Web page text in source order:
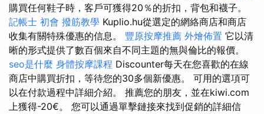
購買任何鞋子時，客戶可獲得20％的折扣，背包和襪子。
記帳士 初會 撥筋教學 Kuplio.hu從選定的網絡商店和商店
收集有關特殊優惠的信息。 豐原按摩推薦 外燴佈置 它以清
晰的形式提供了數百個來自不同主題的無與倫比的報價。
seo是什麼 身體按摩課程 Discounter每天在您喜歡的在線
商店中購買折扣，等待您的30多個新優惠。 可用的選項可
以在付款過程中詳細介紹。 推薦您的朋友，並在kiwi.com
上獲得-20€。 您可以通過單擊鏈接來找到促銷的詳細信